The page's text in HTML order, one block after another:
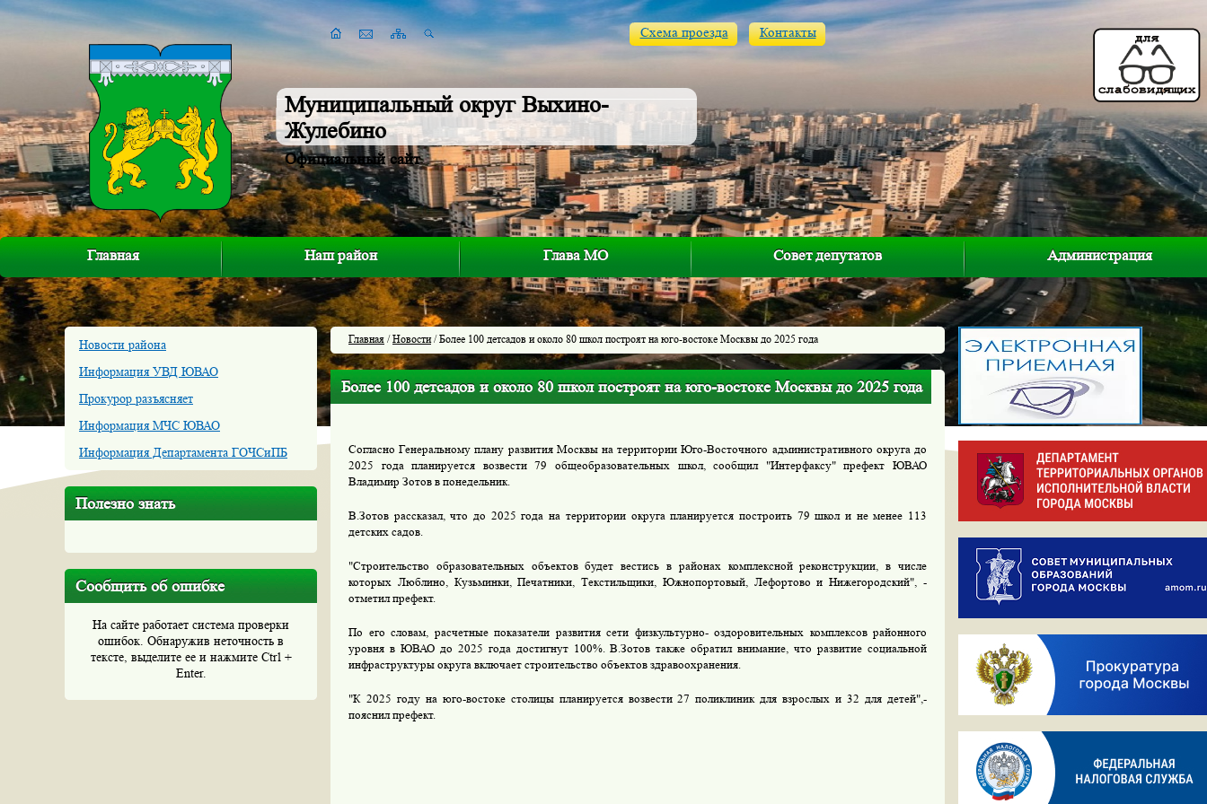
Муниципальный округ Выхино-
Жулебино
Официальный сайт
Схема проезда Контакты
Главная Наш район Глава МО Совет депутатов Администрация
Новости района
Информация УВД ЮВАО
Прокурор разъясняет
Информация МЧС ЮВАО
Информация Департамента ГОЧСиПБ
Полезно знать
Сообщить об ошибке
На сайте работает система проверки
ошибок. Обнаружив неточность в
тексте, выделите ее и нажмите Ctrl +
Enter.
Главная /Новости/ Более 100 детсадов и около 80 школ построят на юго-востоке Москвы до 2025 года
Более 100 детсадов и около 80 школ построят на юго-востоке Москвы до 2025 года
Согласно Генеральному плану развития Москвы на территории Юго-Восточного административного округа до
2025 года планируется возвести 79 общеобразовательных школ, сообщил "Интерфаксу" префект ЮВАО
Владимир Зотов в понедельник.
В.Зотов рассказал, что до 2025 года на территории округа планируется построить 79 школ и не менее 113
детских садов.
"Строительство образовательных объектов будет вестись в районах комплексной реконструкции, в числе
которых Люблино, Кузьминки, Печатники, Текстильщики, Южнопортовый, Лефортово и Нижегородский", -
отметил префект.
По его словам, расчетные показатели развития сети физкультурно- оздоровительных комплексов районного
уровня в ЮВАО до 2025 года достигнут 100%. В.Зотов также обратил внимание, что развитие социальной
инфраструктуры округа включает строительство объектов здравоохранения.
"К 2025 году на юго-востоке столицы планируется возвести 27 поликлиник для взрослых и 32 для детей",-
пояснил префект.